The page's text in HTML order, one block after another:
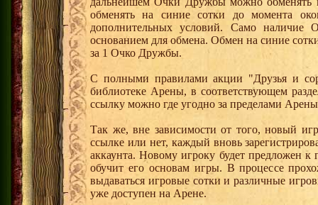
обменять на синие сотки до момента
дополнительных условий. Само наличие
основанием для обмена. Обмен на синие
за 1 Очко Дружбы.
С полными правилами акции "Друзья и
библиотеке Арены, в соответствующем
ссылку можно где угодно за пределами
Так же, вне зависимости от того, новый
ссылке или нет, каждый вновь
аккаунта. Новому игроку будет предложен
обучит его основам игры. В процессе
выдаваться игровые сотки и различные
уже доступен на Арене.